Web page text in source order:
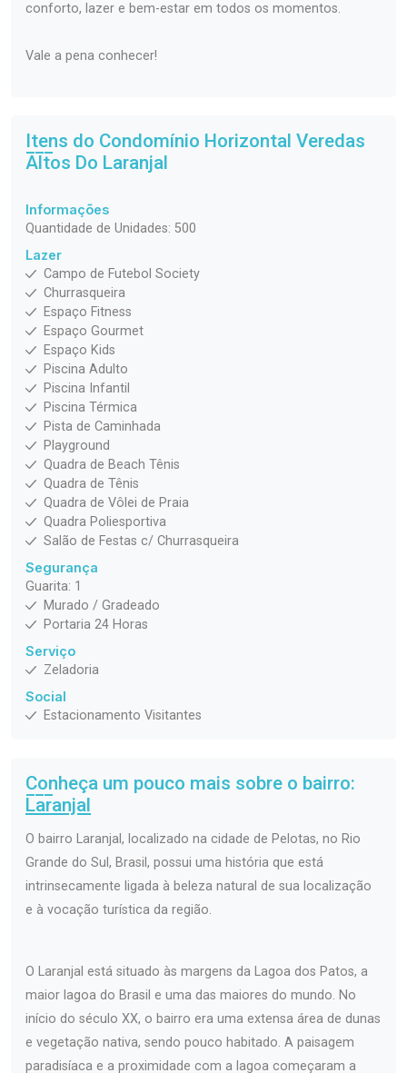
conforto, lazer e bem-estar em todos os momentos.
Vale a pena conhecer!
Itens do Condomínio Horizontal Veredas
Altos Do Laranjal
Informações
Quantidade de Unidades: 500
Lazer
Campo de Futebol Society
Churrasqueira
Espaço Fitness
Espaço Gourmet
Espaço Kids
Piscina Adulto
Piscina Infantil
Piscina Térmica
Pista de Caminhada
Playground
Quadra de Beach Tênis
Quadra de Tênis
Quadra de Vôlei de Praia
Quadra Poliesportiva
Salão de Festas c/ Churrasqueira
Segurança
Guarita: 1
Murado / Gradeado
Portaria 24 Horas
Serviço
Zeladoria
Social
Estacionamento Visitantes
Conheça um pouco mais sobre o bairro:
Laranjal
O bairro Laranjal, localizado na cidade de Pelotas, no Rio
Grande do Sul, Brasil, possui uma história que está
intrinsecamente ligada à beleza natural de sua localização
e à vocação turística da região.
O Laranjal está situado às margens da Lagoa dos Patos, a
maior lagoa do Brasil e uma das maiores do mundo. No
início do século XX, o bairro era uma extensa área de dunas
e vegetação nativa, sendo pouco habitado. A paisagem
paradisíaca e a proximidade com a lagoa começaram a